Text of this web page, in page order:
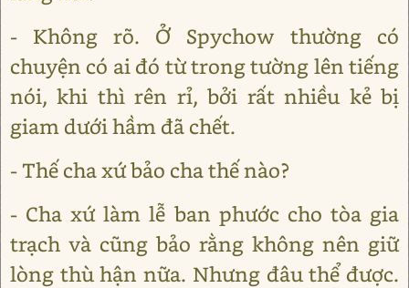
- Không rõ. Ở Spychow thường có
chuyện có ai đó từ trong tường lên tiếng
nói, khi thì rên rỉ, bởi rất nhiều kẻ bị
giam dưới hầm đã chết.
- Thế cha xứ bảo cha thế nào?
- Cha xứ làm lễ ban phước cho tòa gia
trạch và cũng bảo rằng không nên giữ
lòng thù hận nữa. Nhưng đâu thể được.